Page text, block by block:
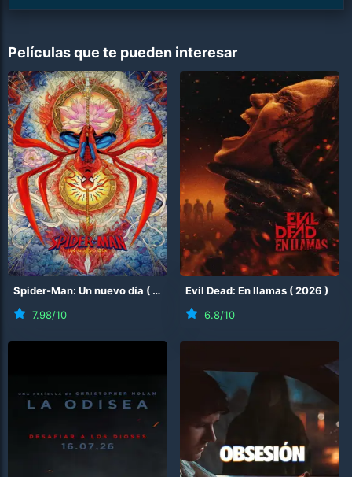
Películas que te pueden interesar
Spider-Man: Un nuevo día ( 2026
7.98/10
Evil Dead: En llamas (2026 )
6.8/10